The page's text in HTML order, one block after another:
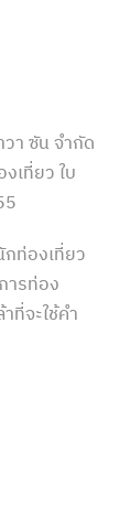
า ซัน จำกัด
เที่ยว ใบ
ท่องเที่ยว
ารท่อง
ที่จะใช้คำ